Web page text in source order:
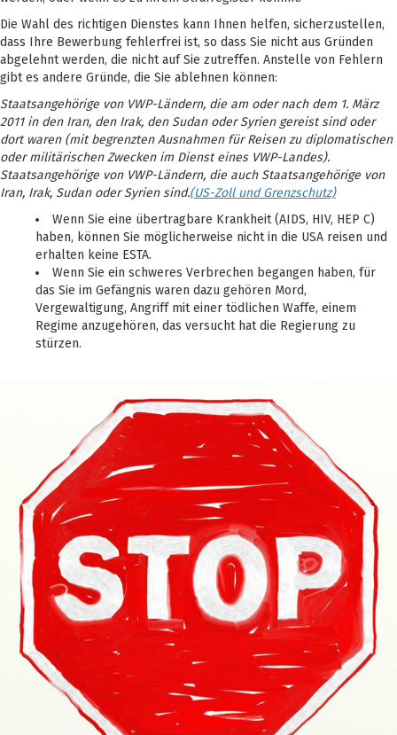
Die Wahl des richtigen Dienstes kann Ihnen helfen, sicherzustellen,
dass Ihre Bewerbung fehlerfrei ist, so dass Sie nicht aus Gründen
abgelehnt werden, die nicht auf Sie zutreffen. Anstelle von Fehlern
gibt es andere Gründe, die Sie ablehnen können:
Staatsangehörige von VWP-Ländern, die am oder nach dem 1. März
2011 in den Iran, den Irak, den Sudan oder Syrien gereist sind oder
dort waren (mit begrenzten Ausnahmen für Reisen zu diplomatischen
oder militärischen Zwecken im Dienst eines VWP-Landes).
Staatsangehörige von VWP-Ländern, die auch Staatsangehörige von
Iran, Irak, Sudan oder Syrien sind.(US-Zoll und Grenzschutz)
Wenn Sie eine übertragbare Krankheit (AIDS, HIV, HEP C)
haben, können Sie möglicherweise nicht in die USA reisen und
erhalten keine ESTA.
Wenn Sie ein schweres Verbrechen begangen haben, für
das Sie im Gefängnis waren dazu gehören Mord,
Vergewaltigung, Angriff mit einer tödlichen Waffe, einem
Regime anzugehören, das versucht hat die Regierung zu
stürzen.